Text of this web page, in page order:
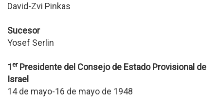
David-Zvi Pinkas
Sucesor
Yosef Serlin
1erPresidente del Consejo de Estado Provisional de
Israel
14 de mayo-16 de mayo de 1948